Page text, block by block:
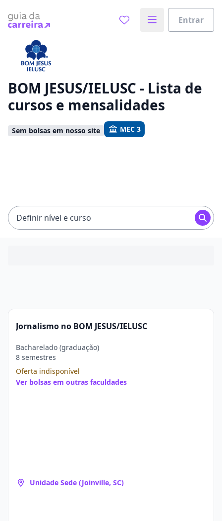
Entrar
Vamos te guiar no caminho ideal para seus estudos
BOM JESUS/IELUSC - Lista de
cursos e mensalidades
Sem bolsas em nosso site MEC 3
Definir nível e curso
Jornalismo no BOM JESUS/IELUSC
Bacharelado (graduação)
8 semestres
Oferta indisponível
Ver bolsas em outras faculdades
Unidade Sede (Joinville, SC)